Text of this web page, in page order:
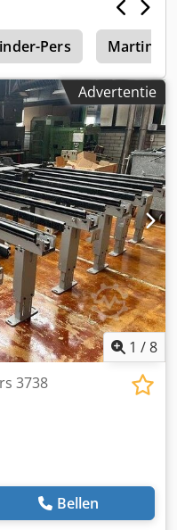
Pers Martini
Advertentie
1 /8
3738
Bellen